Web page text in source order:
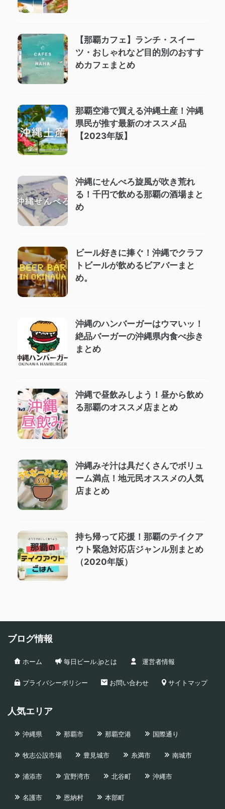
【那覇カフェ】ランチ・スイー
ツ・おしゃれなど目的別のおすす
めカフェまとめ
那覇空港で買える沖縄土産！沖縄
県民が推す最新のオススメ品
【2023年版】
沖縄にせんべろ旋風が吹き荒れ
る！千円で飲める那覇の酒場まと
め
ビール好きに捧ぐ！沖縄でクラフ
トビールが飲めるビアバーまと
め。
沖縄のハンバーガーはウマいッ！
絶品バーガーの沖縄県内食べ歩き
まとめ
沖縄で昼飲みしよう！昼から飲め
る那覇のオススメ店まとめ
沖縄みそ汁は具だくさんでボリュ
ーム満点！地元民オススメの人気
店まとめ
持ち帰って応援！那覇のテイクア
ウト緊急対応店ジャンル別まとめ
（2020年版）
ブログ情報
ホーム 毎日ビール.jpとは 運営者情報
プライバシーポリシー お問い合わせ サイトマップ
人気エリア
沖縄県 那覇市 那覇空港 国際通り
牧志公設市場 豊見城市 糸満市 南城市
浦添市 宜野湾市 北谷町 沖縄市
名護市 恩納村 本部町